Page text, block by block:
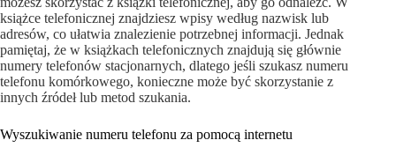
książce telefonicznej znajdziesz wpisy według nazwisk lub
adresów, co ułatwia znalezienie potrzebnej informacji. Jednak
pamiętaj, że w książkach telefonicznych znajdują się głównie
numery telefonów stacjonarnych, dlatego jeśli szukasz numeru
telefonu komórkowego, konieczne może być skorzystanie z
innych źródeł lub metod szukania.
Wyszukiwanie numeru telefonu za pomocą internetu